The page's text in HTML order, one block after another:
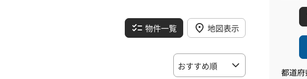
物件一覧 地図表示
都道